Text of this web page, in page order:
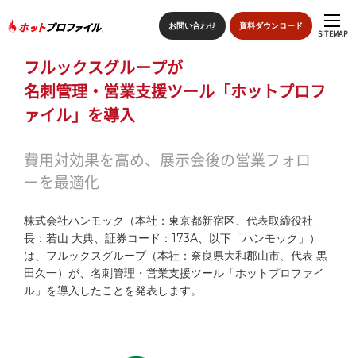
お問い合わせ 資料ダウンロード
SITEMAP
sitemap
トップページ
特長
導入の流れ
導入事例
フルックスグループが
名刺管理・営業支援ツール「ホットプロフ
ァイル」を導入
費用対効果を高め、展示会後の営業フォロ
ーを最適化
株式会社ハンモック（本社：東京都新宿区、代表取締役社
長：若山 大典、証券コード：173A、以下「ハンモック」）
は、フルックスグループ（本社：奈良県大和郡山市、代表 黒
田久一）が、名刺管理・営業支援ツール「ホットプロファイ
ル」を導入したことを発表します。